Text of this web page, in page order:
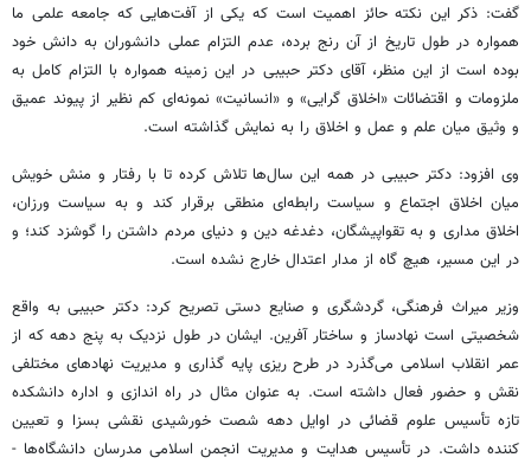
گفت: ذکر این نکته حائز اهمیت است که یکی از آفت‌هایی که جامعه علمی ما
همواره در طول تاریخ از آن رنج برده، عدم التزام عملی دانشوران به دانش خود
بوده است از این منظر، آقای دکتر حبیبی در این زمینه همواره با التزام کامل به
ملزومات و اقتضائات «اخلاق گرایی» و «انسانیت» نمونه‌ای کم نظیر از پیوند عمیق
و وثیق میان علم و عمل و اخلاق را به نمایش گذاشته است.
وی افزود: دکتر حبیبی در همه این سال‌ها تلاش کرده تا با رفتار و منش خویش
میان اخلاق اجتماع و سیاست رابطه‌ای منطقی برقرار کند و به سیاست ورزان،
اخلاق مداری و به تقواپیشگان، دغدغه دین و دنیای مردم داشتن را گوشزد کند؛ و
در این مسیر، هیچ گاه از مدار اعتدال خارج نشده است.
وزیر میراث فرهنگی، گردشگری و صنایع دستی تصریح کرد: دکتر حبیبی به واقع
شخصیتی است نهادساز و ساختار آفرین. ایشان در طول نزدیک به پنج دهه که از
عمر انقلاب اسلامی می‌گذرد در طرحریزی پایه گذاری و مدیریت نهادهای مختلفی
نقش و حضور فعال داشته است. به عنوان مثال در راه اندازی و اداره دانشکده
تازه تأسیس علوم قضائی در اوایل دهه شصت خورشیدی نقشی بسزا و تعیین
کننده داشت. در تأسیس هدایت و مدیریت انجمن اسلامی مدرسان دانشگاه‌ها -